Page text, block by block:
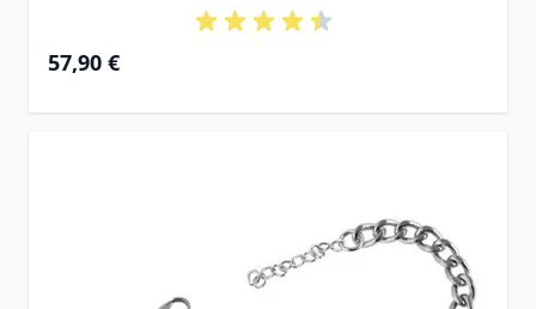
Ab
57,90 €